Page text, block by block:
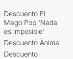
Descuento El
Mago Pop 'Nada
es imposible'
Descuento Ànima
Descuento